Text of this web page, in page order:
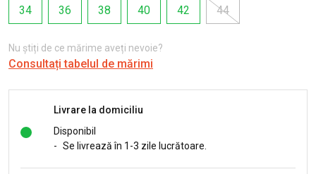
34
36 38 40 42 44
Nu știți de ce mărime aveți nevoie?
Consultați tabelul de mărimi
Livrare la domiciliu
Disponibil
- Se livrează în 1-3 zile lucrătoare.